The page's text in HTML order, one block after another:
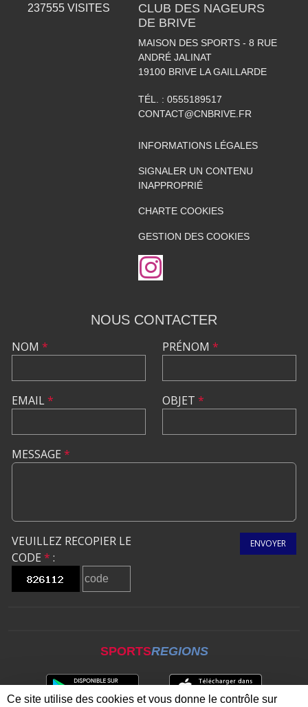
237555 VISITES
CLUB DES NAGEURS
DE BRIVE
MAISON DES SPORTS - 8 RUE
ANDRÉ JALINAT
19100 BRIVE LA GAILLARDE
TÉL. : 0555189517
CONTACT@CNBRIVE.FR
INFORMATIONS LÉGALES
SIGNALER UN CONTENU
INAPPROPRIÉ
CHARTE COOKIES
GESTION DES COOKIES
NOUS CONTACTER
NOM *
EMAIL*
PRÉNOM *
OBJET *
MESSAGE *
VEUILLEZ RECOPIER LE
CODE * :
ENVOYER
SPORTSREGIONS
Ce site utilise des cookies et vous donne le contrôle sur